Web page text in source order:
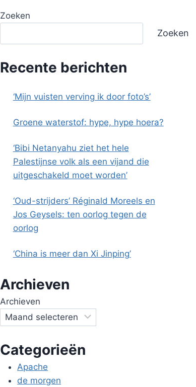
Zoeken
Zoeken
Recente berichten
‘Mijn vuisten verving ik door foto’s’
Groene waterstof: hype, hype hoera?
‘Bibi Netanyahu ziet het hele
Palestijnse volk als een vijand die
uitgeschakeld moet worden’
‘Oud-strijders’ Réginald Moreels en
Jos Geysels: ten oorlog tegen de
oorlog
‘China is meer dan Xi Jinping’
Archieven
Archieven
Categorieën
Apache
de morgen